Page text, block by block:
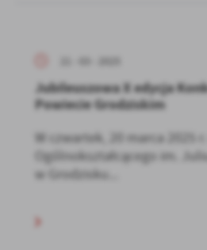
Jubileuszowa X edycja
Powiecie Grodziskim
W czwartek, 20 marca 2025
Ogólnokształcącego im.
w Grodzisku...